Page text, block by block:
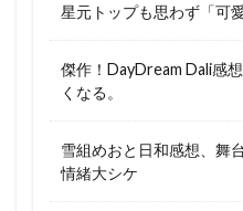
星元トップも思わず「可
傑作！DayDream Dali感
くなる。
雪組めおと日和感想、舞
情緒大シケ